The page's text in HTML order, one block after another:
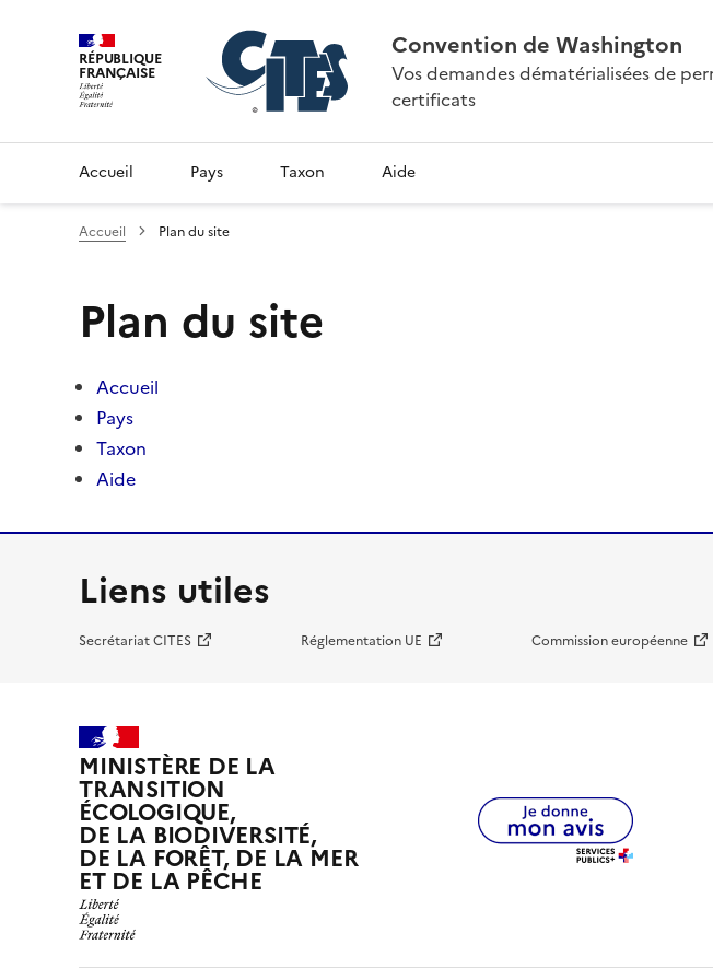
RÉPUBLIQUE
FRANÇAISE
Convention de Washington
Vos demandes dématérialisées de
certificats
Accueil Pays Taxon Aide
Accueil Plan du site
Plan du site
Accueil
Pays
Taxon
Aide
Liens utiles
Secrétariat CITES Réglementation UE Commission européenne
MINISTÈRE DE LA
TRANSITION
ÉCOLOGIQUE,
DE LA BIODIVERSITÉ,
DE LA FORÊT, DE LA MER
ET DE LA PÊCHE